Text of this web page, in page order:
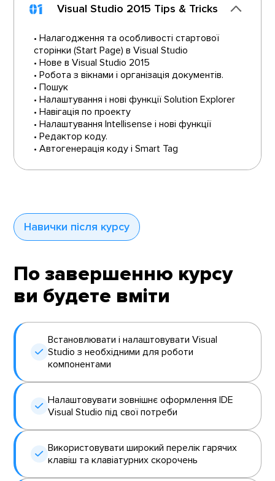
01 Visual Studio 2015 Tips & Tricks
• Налагодження та особливості стартової
сторінки (Start Page) в Visual Studio
• Нове в Visual Studio 2015
• Робота з вікнами і організація документів.
• Пошук
• Налаштування і нові функції Solution Explorer
• Навігація по проекту
• Налаштування Intellisense і нові функції
• Редактор коду.
• Автогенерація коду і Smart Tag
Навички після курсу
По завершенню курсу
ви будете вміти
Встановлювати і налаштовувати Visual
Studio з необхідними для роботи
компонентами
Налаштовувати зовнішнє оформлення IDE
Visual Studio під свої потреби
Використовувати широкий перелік гарячих
клавіш та клавіатурних скорочень